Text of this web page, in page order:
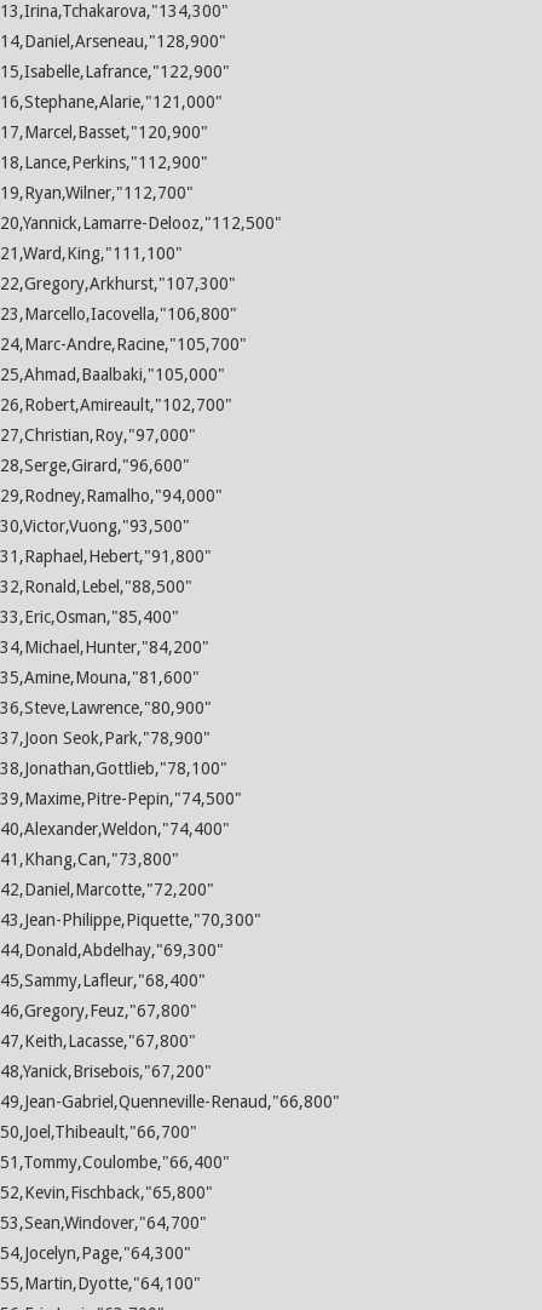
13,Irina,Tchakarova,"134,300"
14,Daniel,Arseneau,"128,900"
15,Isabelle,Lafrance,"122,900"
16,Stephane,Alarie,"121,000"
17,Marcel,Basset,"120,900"
18,Lance,Perkins,"112,900"
19,Ryan,Wilner,"112,700"
20,Yannick,Lamarre-Delooz,"112,500"
21,Ward,King,"111,100"
22,Gregory,Arkhurst,"107,300"
23,Marcello,Iacovella,"106,800"
24,Marc-Andre,Racine,"105,700"
25,Ahmad,Baalbaki,"105,000"
26,Robert,Amireault,"102,700"
27,Christian,Roy,"97,000"
28,Serge,Girard,"96,600"
29,Rodney,Ramalho,"94,000"
30,Victor,Vuong,"93,500"
31,Raphael,Hebert,"91,800"
32,Ronald,Lebel,"88,500"
33,Eric,Osman,"85,400"
34,Michael,Hunter,"84,200"
35,Amine,Mouna,"81,600"
36,Steve,Lawrence,"80,900"
37,Joon Seok,Park,"78,900"
38,Jonathan,Gottlieb,"78,100"
39,Maxime,Pitre-Pepin,"74,500"
40,Alexander,Weldon,"74,400"
41,Khang,Can,"73,800"
42,Daniel,Marcotte,"72,200"
43,Jean-Philippe,Piquette,"70,300"
44,Donald,Abdelhay,"69,300"
45,Sammy,Lafleur,"68,400"
46,Gregory,Feuz,"67,800"
47,Keith,Lacasse,"67,800"
48,Yanick,Brisebois,"67,200"
49,Jean-Gabriel,Quenneville-Renaud,"66,800"
50,Joel,Thibeault,"66,700"
51,Tommy,Coulombe,"66,400"
52,Kevin,Fischback,"65,800"
53,Sean,Windover,"64,700"
54,Jocelyn,Page,"64,300"
55,Martin,Dyotte,"64,100"